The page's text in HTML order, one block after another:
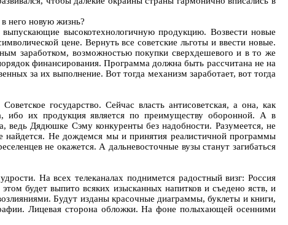
него новую жизнь?
выпускающие высокотехнологичную продукцию. Возвести новые
цене. Вернуть все советские льготы и ввести новые.
заработком, возможностью покупки сверхдешевого и в то же
финансирования. Программа должна быть рассчитана не на
за их выполнение. Вот тогда механизм заработает, вот тогда
государство. Сейчас власть антисоветская, а она, как
ибо их продукция является по преимуществу оборонной. А в
ведь Дядюшке Сэму конкуренты без надобности. Разумеется, не
найдется. Не дождемся мы и принятия реалистичной программы
не окажется. А дальневосточные вузы станут загибаться
На всех телеканалах поднимется радостный визг: Россия
будет выпито всяких изысканных напитков и съедено яств, и
Будут изданы красочные диаграммы, буклеты и книги,
Лицевая сторона обложки. На фоне полыхающей осенними